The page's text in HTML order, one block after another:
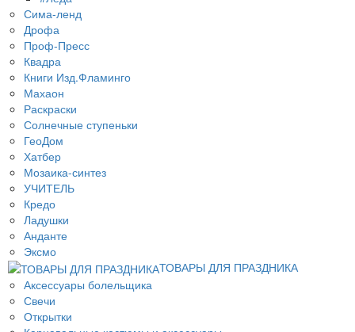
Сима-ленд
Дрофа
Проф-Пресс
Квадра
Книги Изд.Фламинго
Махаон
Раскраски
Солнечные ступеньки
ГеоДом
Хатбер
Мозаика-синтез
УЧИТЕЛЬ
Кредо
Ладушки
Анданте
Эксмо
ТОВАРЫ ДЛЯ ПРАЗДНИКА
Аксессуары болельщика
Свечи
Открытки